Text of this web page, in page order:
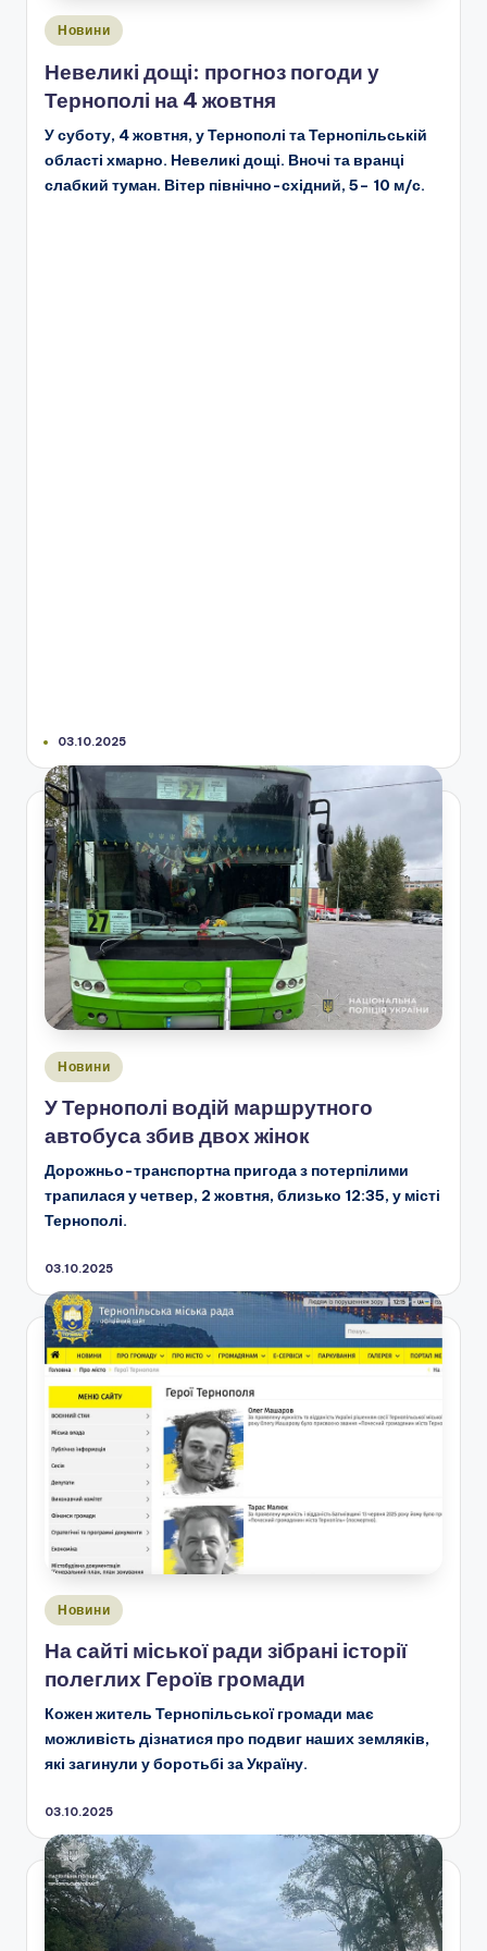
Опубліковано
Новини
Невеликі дощі: прогноз погоди у
Тернополі на 4 жовтня
У суботу, 4 жовтня, у Тернополі та Тернопільській
області хмарно. Невеликі дощі. Вночі та вранці
слабкий туман. Вітер північно-східний, 5– 10 м/с.
03.10.2025
Опубліковано
Новини
У Тернополі водій маршрутного
автобуса збив двох жінок
Дорожньо-транспортна пригода з потерпілими
трапилася у четвер, 2 жовтня, близько 12:35, у місті
Тернополі.
03.10.2025
Опубліковано
Новини
На сайті міської ради зібрані історії
полеглих Героїв громади
Кожен житель Тернопільської громади має
можливість дізнатися про подвиг наших земляків,
які загинули у боротьбі за Україну.
03.10.2025